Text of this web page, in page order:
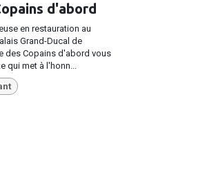
d'abord
en restauration au
Grand-Ducal de
des Copains d'abord vous
qui met à l'honn...